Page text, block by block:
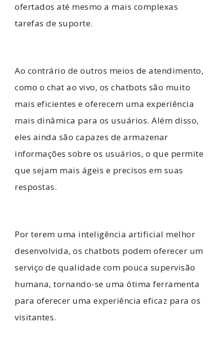
ofertados até mesmo a mais complexas
tarefas de suporte.
Ao contrário de outros meios de atendimento,
como o chat ao vivo, os chatbots são muito
mais eficientes e oferecem uma experiência
mais dinâmica para os usuários. Além disso,
eles ainda são capazes de armazenar
informações sobre os usuários, o que permite
que sejam mais ágeis e precisos em suas
respostas.
Por terem uma inteligência artificial melhor
desenvolvida, os chatbots podem oferecer um
serviço de qualidade com pouca supervisão
humana, tornando-se uma ótima ferramenta
para oferecer uma experiência eficaz para os
visitantes.